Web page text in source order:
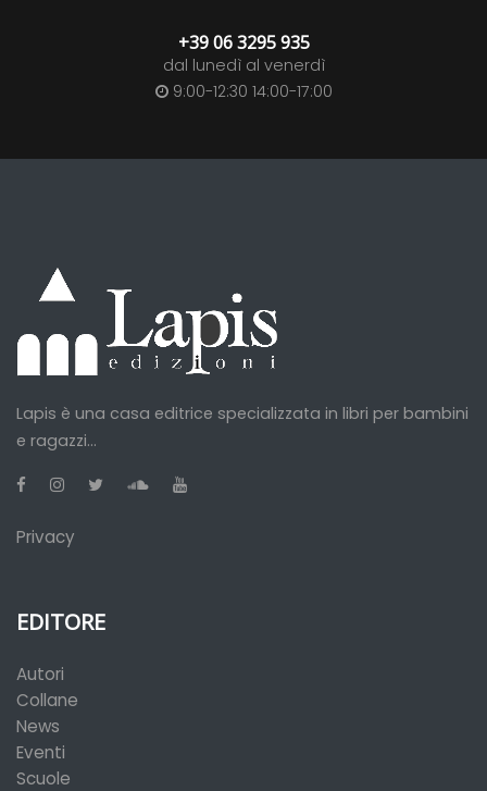
+39 06 3295 935
dal lunedì al venerdì
9:00-12:30 14:00-17:00
Lapis è una casa editrice specializzata in libri per bambini
e ragazzi...
Privacy
EDITORE
Autori
Collane
News
Eventi
Scuole